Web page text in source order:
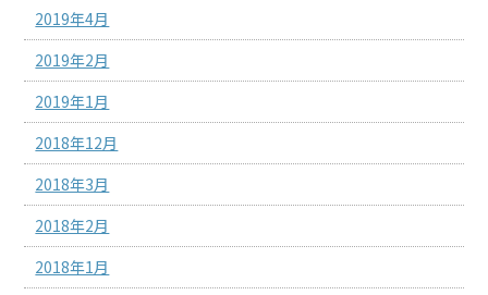
2019年4月
2019年2月
2019年1月
2018年12月
2018年3月
2018年2月
2018年1月